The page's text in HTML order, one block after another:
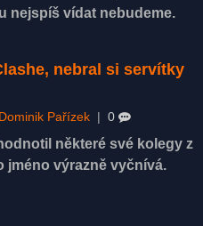
nejspíš vídat nebudeme.
nebral si servítky
Dominik Pařízek 0
některé své kolegy z
jméno výrazně vyčnívá.